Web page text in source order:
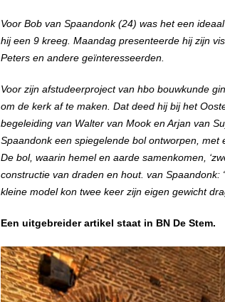
Voor Bob van Spaandonk (24) was het een
hij een 9 kreeg. Maandag presenteerde hij zijn
Peters en andere geïnteresseerden.
Voor zijn afstudeerproject van hbo bouwkunde
om de kerk af te maken. Dat deed hij bij het
begeleiding van Walter van Mook en Arjan van
Spaandonk een spiegelende bol ontworpen,
De bol, waarin hemel en aarde samenkomen,
constructie van draden en hout. van
kleine model kon twee keer zijn eigen gewicht
Een uitgebreider artikel staat in BN De Stem.